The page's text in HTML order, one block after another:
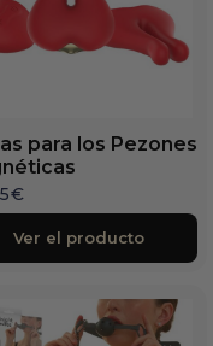
para los Pezones
€
Ver el producto